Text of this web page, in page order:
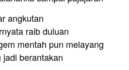
angkutan
raib duluan
mentah pun melayang
berantakan